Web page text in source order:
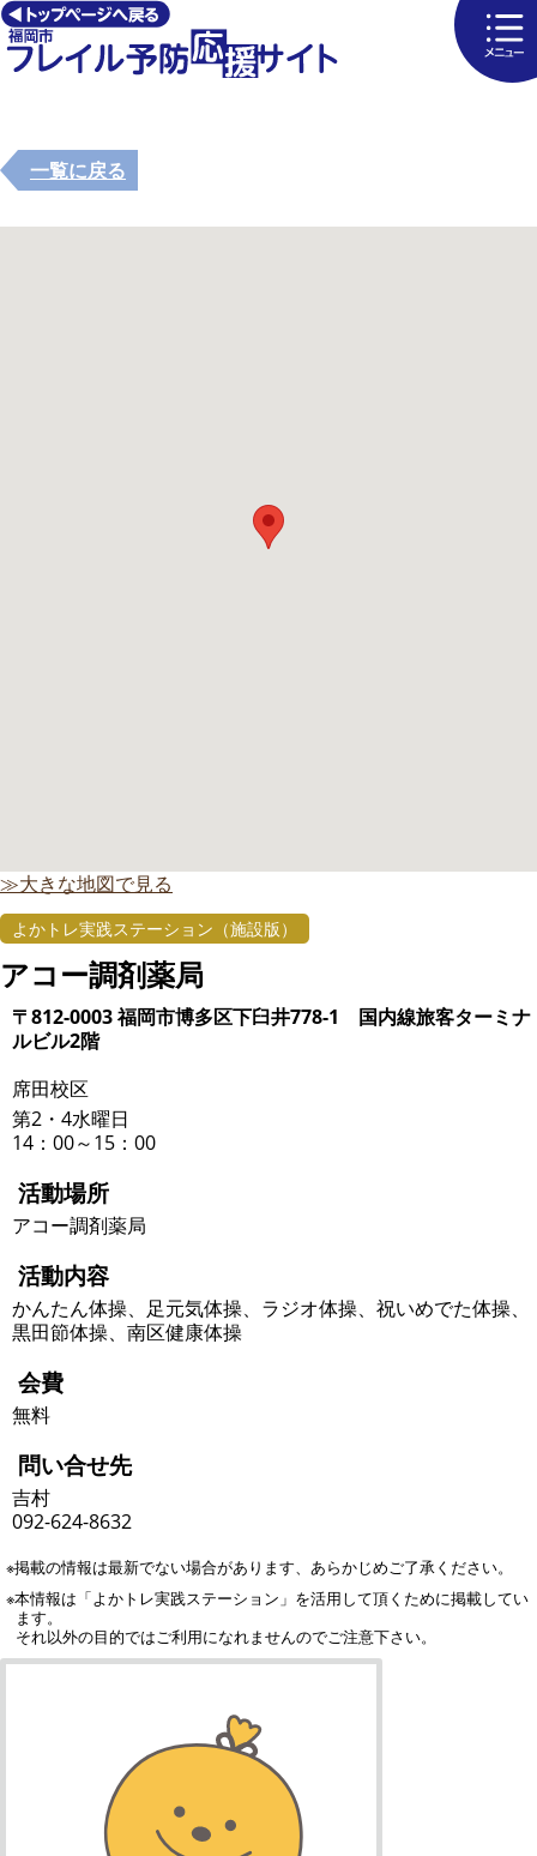
一覧に戻る
≫大きな地図で見る
よかトレ実践ステーション（施設版）
アコー調剤薬局
〒812-0003 福岡市博多区下臼井778-1 国内線旅客ターミナ
ルビル2階
席田校区
第2・4水曜日
14：00～15：00
活動場所
アコー調剤薬局
活動内容
かんたん体操、足元気体操、ラジオ体操、祝いめでた体操、
黒田節体操、南区健康体操
会費
無料
問い合せ先
吉村
092-624-8632
※掲載の情報は最新でない場合があります、あらかじめご了承ください。
※本情報は「よかトレ実践ステーション」を活用して頂くために掲載してい
ます。
それ以外の目的ではご利用になれませんのでご注意下さい。